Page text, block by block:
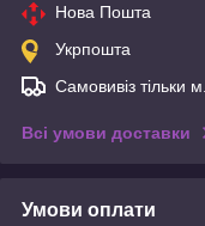
Нова Пошта
Укрпошта
Самовивіз тільки
Всі умови доставки
Умови оплати